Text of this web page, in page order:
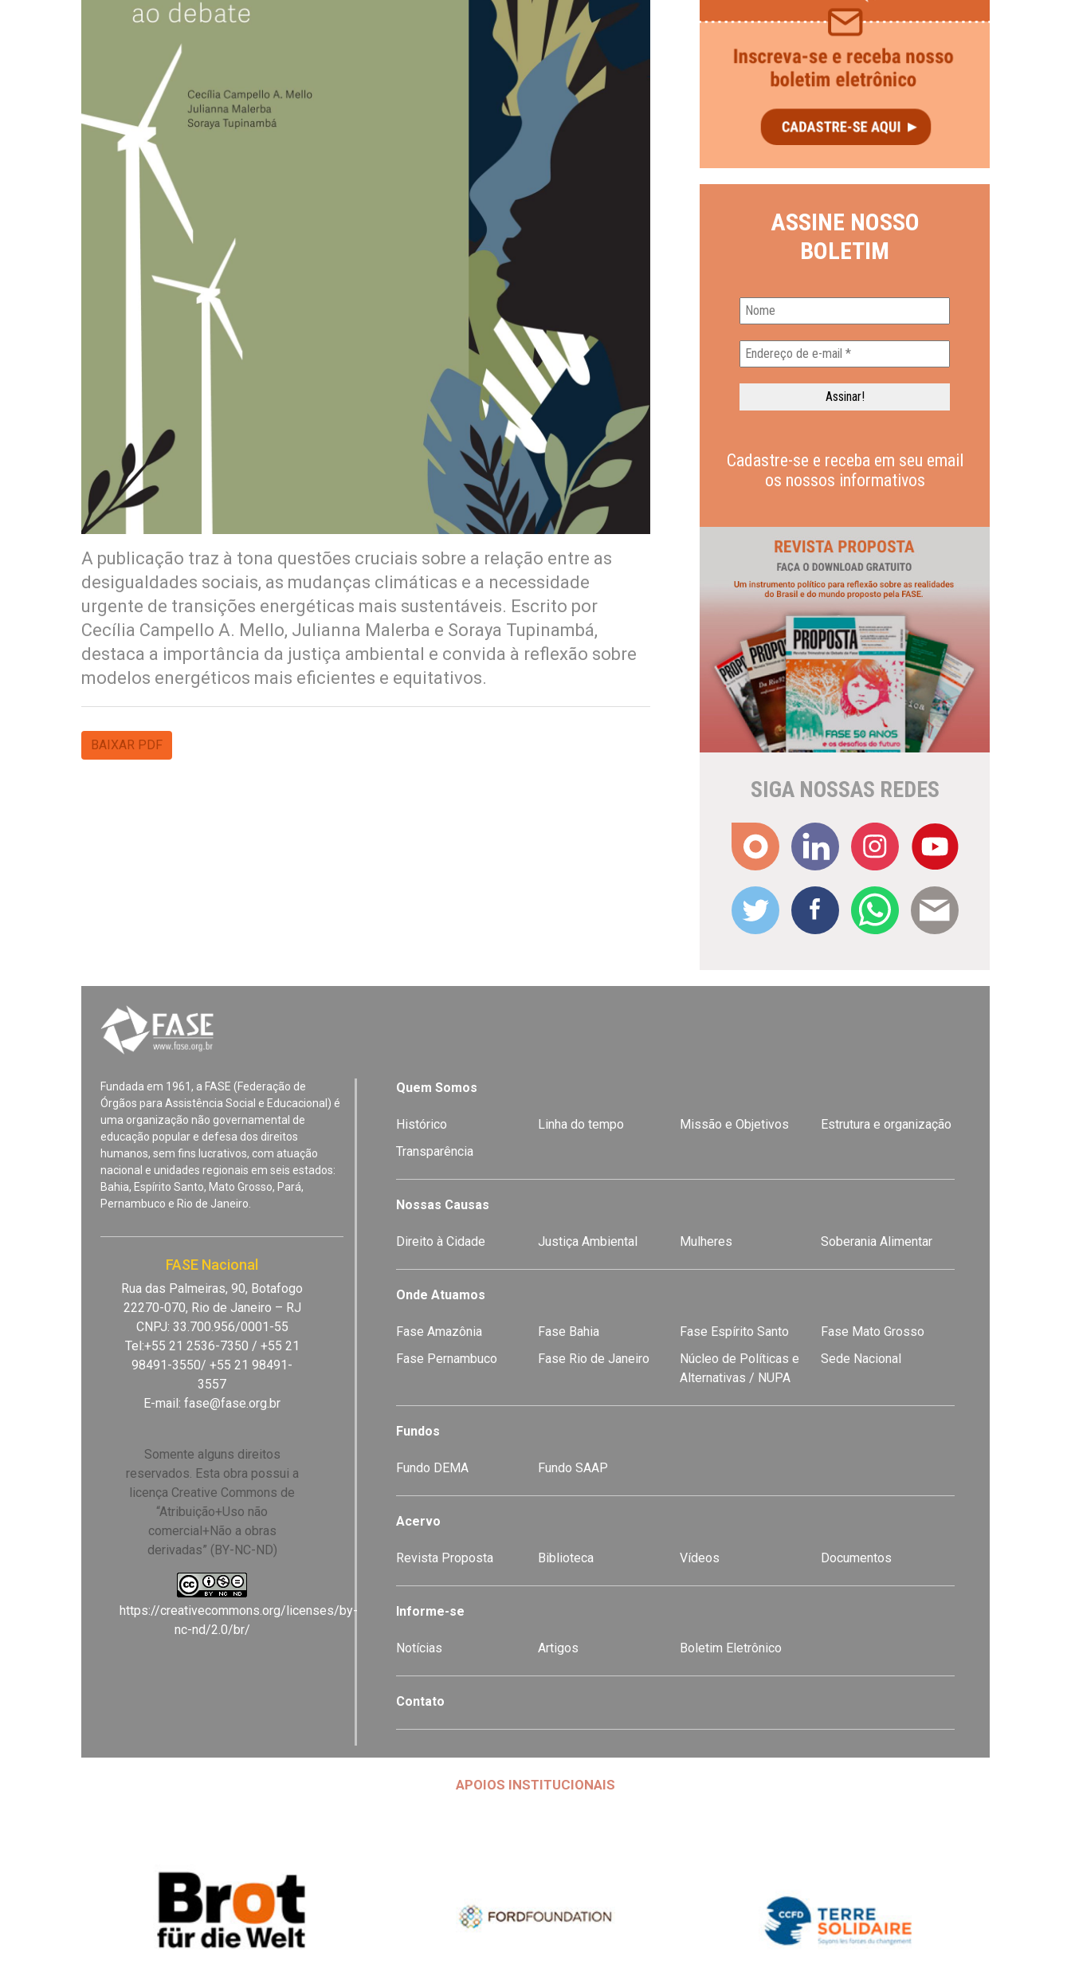
A publicação traz à tona questões cruciais sobre a relação entre as
desigualdades sociais, as mudanças climáticas e a necessidade
urgente de transições energéticas mais sustentáveis. Escrito por
Cecília Campello A. Mello, Julianna Malerba e Soraya Tupinambá,
destaca a importância da justiça ambiental e convida à reflexão sobre
modelos energéticos mais eficientes e equitativos.
BAIXAR PDF
ASSINE NOSSO
BOLETIM
Cadastre-se e receba em seu email
os nossos informativos
SIGA NOSSAS REDES
Fundada em 1961, a FASE (Federação de
Órgãos para Assistência Social e Educacional) é
uma organização não governamental de
educação popular e defesa dos direitos
humanos, sem fins lucrativos, com atuação
nacional e unidades regionais em seis estados:
Bahia, Espírito Santo, Mato Grosso, Pará,
Pernambuco e Rio de Janeiro.
FASE Nacional
Rua das Palmeiras, 90, Botafogo
22270-070, Rio de Janeiro – RJ
CNPJ: 33.700.956/0001-55
Tel:+55 21 2536-7350 / +55 21
98491-3550/ +55 21 98491-
3557
E-mail:fase@fase.org.br
Somente alguns direitos
reservados. Esta obra possui a
licença Creative Commons de
“Atribuição+Uso não
comercial+Não a obras
derivadas” (BY-NC-ND)
https://creativecommons.org/licenses/by-
nc-nd/2.0/br/
Quem Somos
Histórico Linha do tempo Missão e Objetivos
Estrutura e organização
Transparência
Nossas Causas
Direito à Cidade Justiça Ambiental Mulheres Soberania Alimentar
Onde Atuamos
Fase Amazônia Fase Bahia Fase Espírito Santo
Fase Mato Grosso
Fase Pernambuco
Fase Rio de Janeiro
Núcleo de Políticas e
Alternativas / NUPA
Sede Nacional
Fundos
Fundo DEMA Fundo SAAP
Acervo
Revista Proposta Biblioteca Vídeos Documentos
Informe-se
Notícias Artigos Boletim Eletrônico
Contato
APOIOS INSTITUCIONAIS